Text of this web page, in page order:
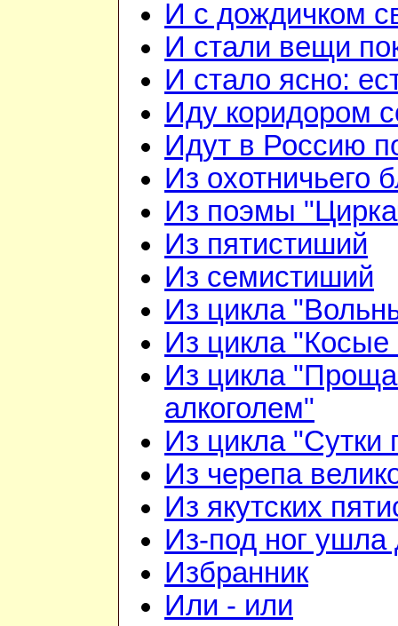
И с дождичком
И стали вещи
И стало ясно:
Иду коридором
Идут в Россию
Из охотничьего
Из поэмы
Из пятистиший
Из семистиший
Из цикла
Из цикла "Косые
Из цикла
алкоголем"
Из цикла "Сутки
Из черепа
Из якутских
Из-под ног ушла
Избранник
Или - или